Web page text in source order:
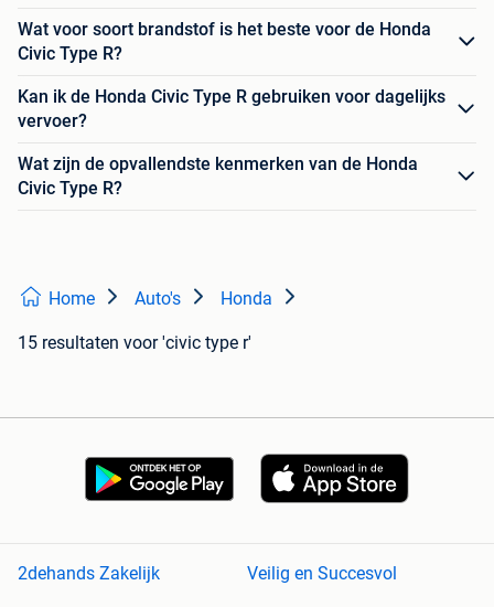
Wat voor soort brandstof is het beste voor de Honda
Civic Type R?
Kan ik de Honda Civic Type R gebruiken voor dagelijks
vervoer?
Wat zijn de opvallendste kenmerken van de Honda
Civic Type R?
Home Auto's Honda
15 resultaten voor 'civic type r'
2dehands Zakelijk
Veilig en Succesvol